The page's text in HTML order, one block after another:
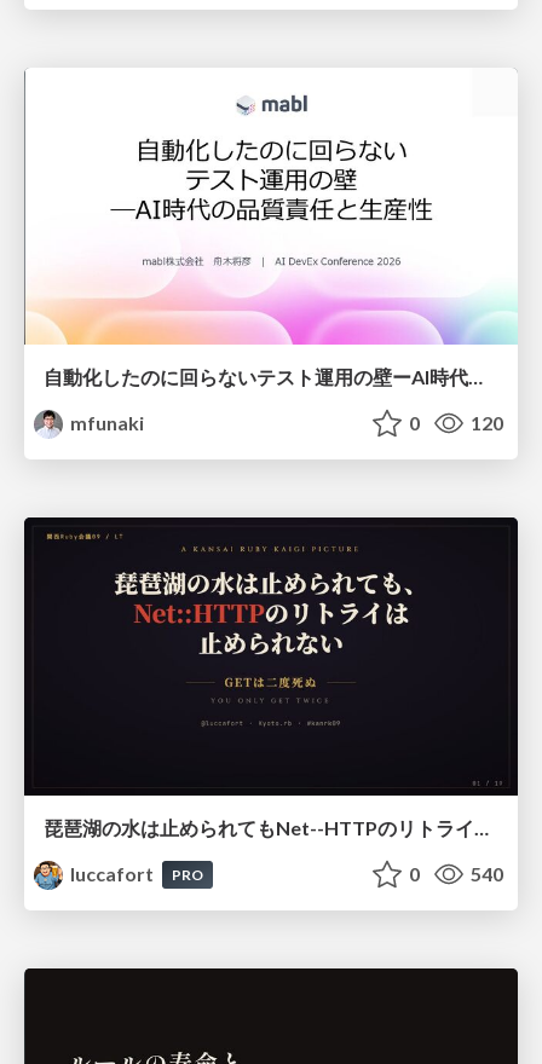
自動化したのに回らないテスト運用の壁ーAI時代の品質責任と生産性
mfunaki
0 120
luccafort
PRO 0 540